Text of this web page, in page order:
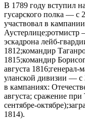
В 1789 году вступил
гусарского полка — с
участвовал в
Аустерлице;ротмистр
эскадрона лейб-
1812;командир
1815;командир
августа
уланской дивизии — с
в кампаниях:
августа; сражение
сентябре-
1814).